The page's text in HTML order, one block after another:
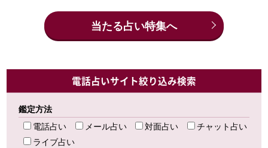
当たる占い特集へ
電話占いサイト絞り込み検索
鑑定方法
電話占い
メール占い 対面占い
チャット占い
ライブ占い